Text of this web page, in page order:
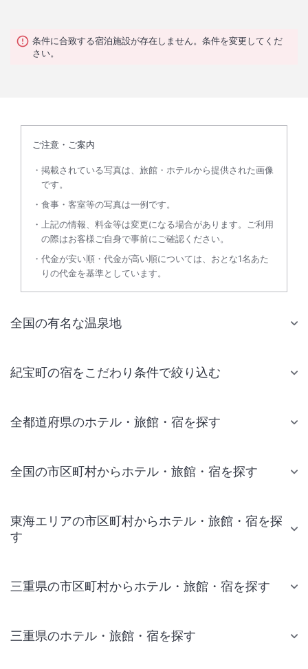
条件に合致する宿泊施設が存在しません。条件を変更してくだ
さい。
ご注意・ご案内
掲載されている写真は、旅館・ホテルから提供された画像
です。
食事・客室等の写真は一例です。
上記の情報、料金等は変更になる場合があります。ご利用
の際はお客様ご自身で事前にご確認ください。
代金が安い順・代金が高い順については、おとな1名あた
りの代金を基準としています。
全国の有名な温泉地
紀宝町の宿をこだわり条件で絞り込む
全都道府県のホテル・旅館・宿を探す
全国の市区町村からホテル・旅館・宿を探す
東海エリアの市区町村からホテル・旅館・宿を探
す
三重県の市区町村からホテル・旅館・宿を探す
三重県のホテル・旅館・宿を探す